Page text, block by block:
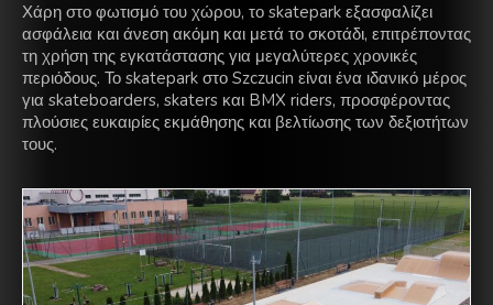
Χάρη στο φωτισμό του χώρου, το skatepark εξασφαλίζει
ασφάλεια και άνεση ακόμη και μετά το σκοτάδι, επιτρέποντας
τη χρήση της εγκατάστασης για μεγαλύτερες χρονικές
περιόδους. Το skatepark στο Szczucin είναι ένα ιδανικό μέρος
για skateboarders, skaters και BMX riders, προσφέροντας
πλούσιες ευκαιρίες εκμάθησης και βελτίωσης των δεξιοτήτων
τους.